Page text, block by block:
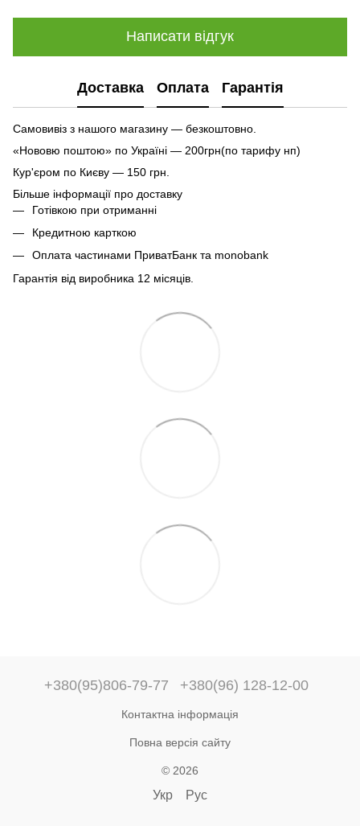
Написати відгук
Доставка Оплата Гарантія
Самовивіз з нашого магазину — безкоштовно.
«Нововю поштою» по Україні — 200грн(по тарифу нп)
Кур'єром по Києву — 150 грн.
Більше інформації про доставку
Готівкою при отриманні
Кредитною карткою
Оплата частинами ПриватБанк та monobank
Гарантія від виробника 12 місяців.
+380(95)806-79-77 +380(96) 128-12-00
Контактна інформація
Повна версія сайту
© 2026
Укр Рус